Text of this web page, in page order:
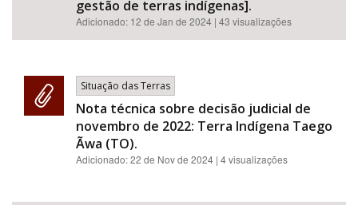
gestão de terras indígenas].
Adicionado: 12 de Jan de 2024 | 43 visualizações
Situação das Terras
Nota técnica sobre decisão judicial de
novembro de 2022: Terra Indígena Taego
Ãwa (TO).
Adicionado:22 de Nov de 2024 | 4 visualizações